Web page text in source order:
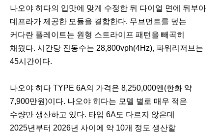
나오야 히다의 입맛에 맞게 수정한 뒤 다이얼 면에 뒤부아
데프라가 제공한 모듈을 결합한다. 무브먼트를 덮는
커다란 플레이트는 원형 스트라이프 패턴을 빼곡히
채웠다. 시간당 진동수는 28,800vph(4Hz), 파워리저브는
45시간이다.
나오야 히다 TYPE 6A의 가격은 8,250,000엔(한화 약
7,900만원)이다. 나오야 히다는 모델 별로 매우 적은
수량만 생산하고 있다. 타입 6A도 다르지 않은데
2025년부터 2026년 사이에 약 10개 정도 생산할